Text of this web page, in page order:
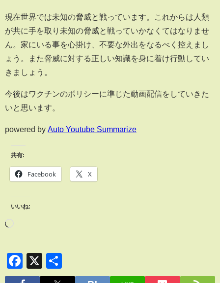
現在世界では未知の脅威と戦っています。これからは人類
が共に手を取り未知の脅威と戦っていかなくてはなりませ
ん。家にいる事を心掛け、不要な外出をなるべく控えまし
ょう。また脅威に対する正しい知識を身に着け行動してい
きましょう。
今後はワクチンのポリシーに準じた動画配信をしていきた
いと思います。
powered by Auto Youtube Summarize
共有:
Facebook X
いいね:
Facebook
X
有